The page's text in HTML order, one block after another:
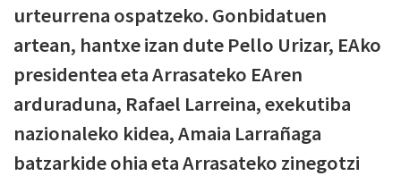
urteurrena ospatzeko. Gonbidatuen
artean, hantxe izan dute Pello Urizar, EAko
presidentea eta Arrasateko EAren
arduraduna, Rafael Larreina, exekutiba
nazionaleko kidea, Amaia Larrañaga
batzarkide ohia eta Arrasateko zinegotzi